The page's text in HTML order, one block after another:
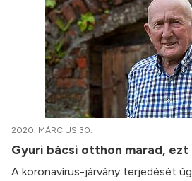
2020. MÁRCIUS 30.
Gyuri bácsi otthon marad,
A koronavírus-járvány terjedését